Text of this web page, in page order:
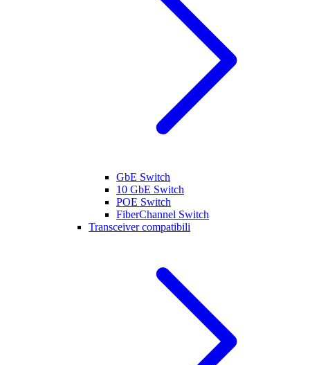
GbE Switch
10 GbE Switch
POE Switch
FiberChannel Switch
Transceiver compatibili